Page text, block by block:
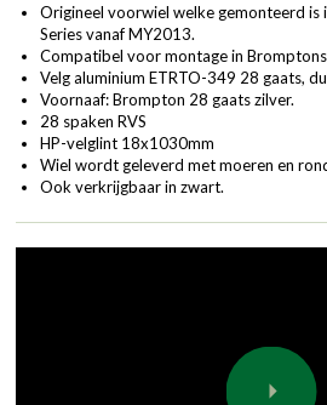
Origineel voorwiel welke gemonteerd is
Series vanaf MY2013.
Compatibel voor montage in
Velg aluminium ETRTO-349 28 gaats,
Voornaaf: Brompton 28 gaats zilver.
28 spaken RVS
HP-velglint 18x1030mm
Wiel wordt geleverd met moeren en
Ook verkrijgbaar in zwart.